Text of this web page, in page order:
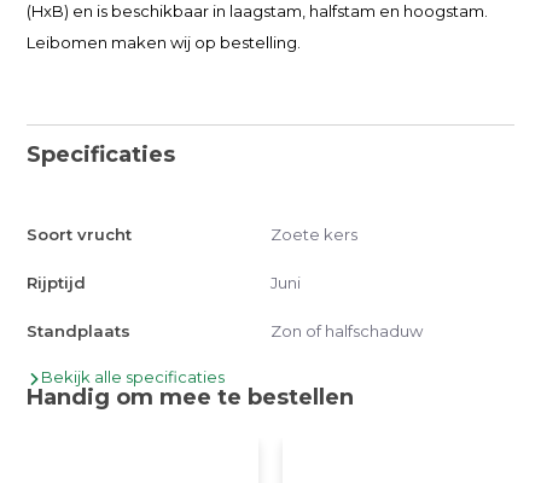
(HxB) en is beschikbaar in laagstam, halfstam en hoogstam.
Leibomen maken wij op bestelling.
Specificaties
Soort vrucht Zoete kers
Rijptijd Juni
Standplaats Zon of halfschaduw
Bekijk alle specificaties
Handig om mee te bestellen